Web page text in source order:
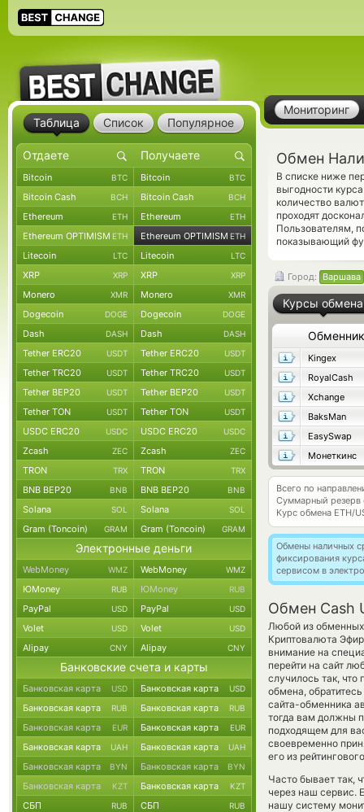
Мониторинг
Обмен
В списке ниже
выгодности
количество
проходят
Пользователям,
показывающий
Город: Варшава
Курсы обмена
Обменник
Kingex
RoyalCash
Xchange
BaksMan
EasySwap
Монеткинс
Всего по
Суммарный резерв
Курс обмена ETH/
Обмены наличных
фиксирования
сервисом в
Обмен Cash
Любой из обменных
Криптовалюта
внимание на
перейти на сайт
случилось так,
обмена,
сайта-обменника
тогда вам должны
подходящем для
своевременно
его из
Часто бывает так,
через наш сервис.
нашу систему
Таблица Список Популярное
Bitcoin BTC Bitcoin BTC
Bitcoin Cash BCH Bitcoin Cash BCH
Ethereum ETH Ethereum ETH
Ethereum OPTIMISM ETH Ethereum OPTIMISM ETH
Litecoin LTC Litecoin LTC
XRP XRP XRP XRP
Monero XMR Monero XMR
Dogecoin DOGE Dogecoin DOGE
Dash DASH Dash DASH
Tether ERC20 USDT Tether ERC20 USDT
Tether TRC20 USDT Tether TRC20 USDT
Tether BEP20 USDT Tether BEP20 USDT
Tether TON USDT Tether TON USDT
USDC ERC20 USDC USDC ERC20 USDC
Zcash ZEC Zcash ZEC
TRON TRX TRON TRX
BNB BEP20 BNB BNB BEP20 BNB
Solana SOL Solana SOL
Gram (Toncoin) GRAM Gram (Toncoin) GRAM
Электронные деньги
WebMoney WMZ WebMoney WMZ
ЮMoney RUB ЮMoney RUB
PayPal USD PayPal USD
Volet USD Volet USD
Alipay CNY Alipay CNY
Банковские счета и карты
Банковская карта USD Банковская карта USD
Банковская карта RUB Банковская карта RUB
Банковская карта EUR Банковская карта EUR
Банковская карта UAH Банковская карта UAH
Банковская карта BYN Банковская карта BYN
Банковская карта KZT Банковская карта KZT
СБП RUB СБП RUB